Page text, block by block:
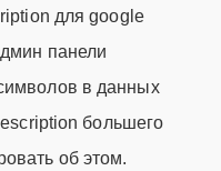
для google
панели
в данных
большего
об этом.